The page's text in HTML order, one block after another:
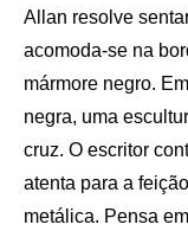
Allan resolve
acomoda-se na
mármore negro.
negra, uma
cruz. O escritor
atenta para a
metálica. Pensa